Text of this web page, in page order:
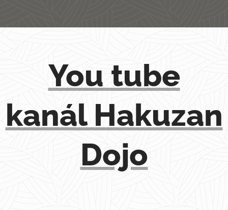
You tube
kanál Hakuzan
Dojo